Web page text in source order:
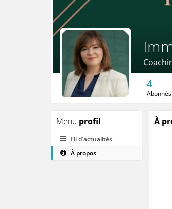
4
Abonnés
Menu profil
Fil d'actualités
À propos
À